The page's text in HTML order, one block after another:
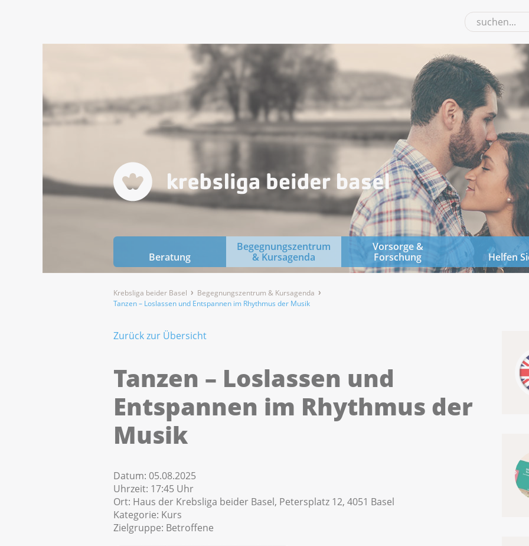
Beratung
Begegnungszentrum
& Kursagenda
Vorsorge &
Forschung
Helfen
Krebsliga beider Basel
Begegnungszentrum & Kursagenda
Tanzen – Loslassen und Entspannen im Rhythmus der Musik
Zurück zur Übersicht
Tanzen – Loslassen und
Entspannen im Rhythmus der
Musik
Datum: 05.08.2025
Uhrzeit: 17:45 Uhr
Ort: Haus der Krebsliga beider Basel, Petersplatz 12, 4051 Basel
Kategorie: Kurs
Zielgruppe: Betroffene